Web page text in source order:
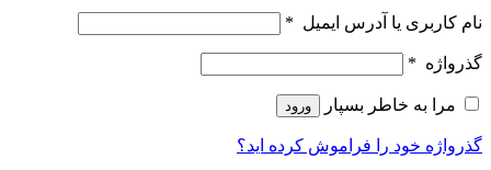
نام کاربری یا آدرس ایمیل *
گذرواژه *
مرا به خاطر بسپار ورود
گذرواژه خود را فراموش کرده اید؟